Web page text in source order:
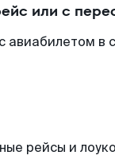
или с
авиабилетом в
рейсы и